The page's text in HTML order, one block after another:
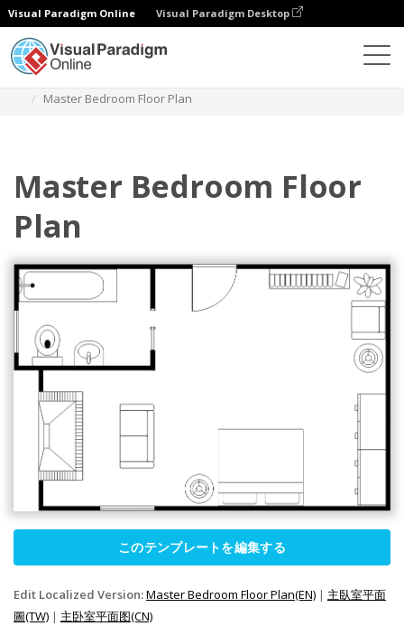
Visual Paradigm Online Visual Paradigm Desktop
Master Bedroom Floor Plan
Master Bedroom Floor
Plan
このテンプレートを編集する
Edit Localized Version:Master Bedroom Floor Plan(EN) | 主臥室平面
圖(TW) | 主卧室平面图(CN)